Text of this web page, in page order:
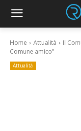
Home Attualità
Il
Comune amico”
Attualità